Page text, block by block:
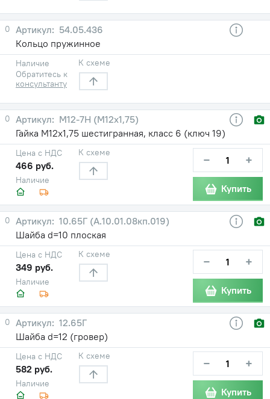
0
54.05.436
Кольцо пружинное
Наличие
Обратитесь к
консультанту
К схеме
0
М12-7Н (М12х1,75)
Гайка М12х1,75 шестигранная, класс 6 (ключ 19)
Наличие
Цена с НДС
466 руб.
К схеме − +
Купить
0
10.65Г (А.10.01.08кп.019)
Шайба d=10 плоская
Наличие
Цена с НДС
349 руб.
К схеме − +
Купить
0
12.65Г
Шайба d=12 (гровер)
Наличие
Цена с НДС
582 руб.
К схеме − +
Купить